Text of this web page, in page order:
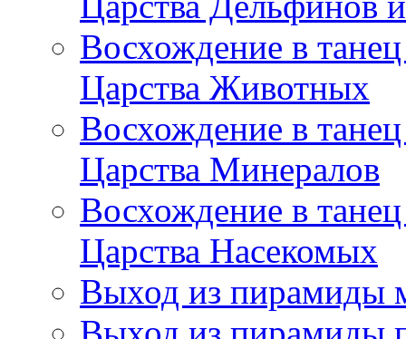
Восхождение в
Царства Животных
Восхождение в
Царства Минералов
Восхождение в
Царства Насекомых
Выход из пирамиды